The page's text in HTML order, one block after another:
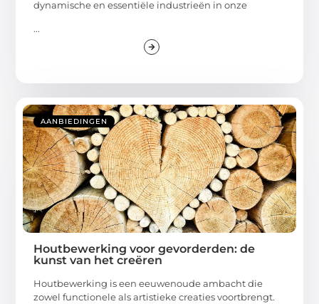
dynamische en essentiële industrieën in onze
...
AANBIEDINGEN
Houtbewerking voor gevorderden: de
kunst van het creëren
Houtbewerking is een eeuwenoude ambacht die
zowel functionele als artistieke creaties voortbrengt.